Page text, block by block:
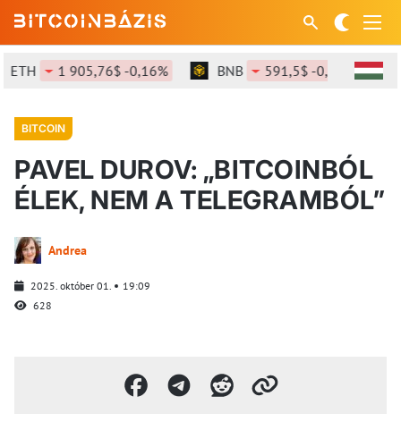
1 905,76$ -0,16% BNB 591,5$ -0,74%
BITCOIN
PAVEL DUROV: „BITCOINBÓL
ÉLEK, NEM A TELEGRAMBÓL”
Andrea
2025. október 01.
19:09
628